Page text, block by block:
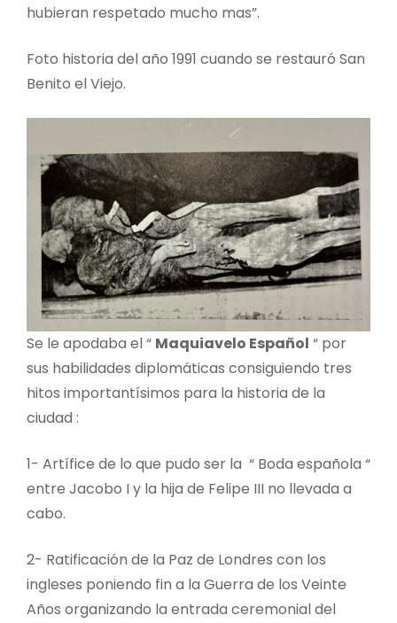
hubieran respetado mucho mas”.
Foto historia del año 1991 cuando se restauró San
Benito el Viejo.
Se le apodaba el “ Maquiavelo Español “ por
sus habilidades diplomáticas consiguiendo tres
hitos importantísimos para la historia de la
ciudad :
1- Artífice de lo que pudo ser la “ Boda española “
entre Jacobo I y la hija de Felipe III no llevada a
cabo.
2- Ratificación de la Paz de Londres con los
ingleses poniendo fin a la Guerra de los Veinte
Años organizando la entrada ceremonial del